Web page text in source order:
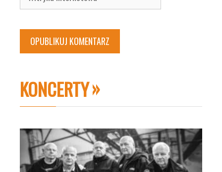
internetowa
KONCERTY